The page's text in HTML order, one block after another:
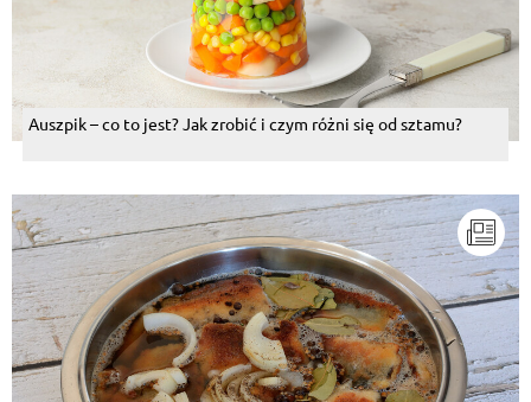
Auszpik – co to jest? Jak zrobić i czym różni się od sztamu?